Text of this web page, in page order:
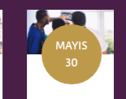
MAYIS